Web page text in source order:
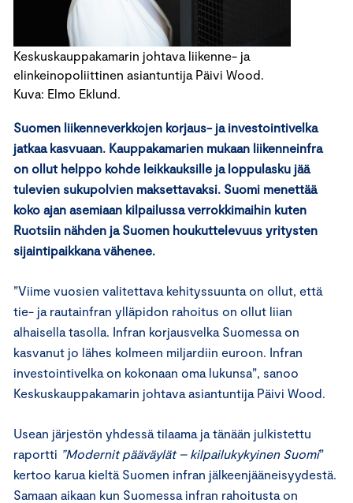
Keskuskauppakamarin johtava liikenne- ja
elinkeinopoliittinen asiantuntija Päivi Wood.
Kuva: Elmo Eklund.
Suomen liikenneverkkojen korjaus- ja investointivelka
jatkaa kasvuaan. Kauppakamarien mukaan liikenneinfra
on ollut helppo kohde leikkauksille ja loppulasku jää
tulevien sukupolvien maksettavaksi. Suomi menettää
koko ajan asemiaan kilpailussa verrokkimaihin kuten
Ruotsiin nähden ja Suomen houkuttelevuus yritysten
sijaintipaikkana vähenee.
”Viime vuosien valitettava kehityssuunta on ollut, että
tie- ja rautainfran ylläpidon rahoitus on ollut liian
alhaisella tasolla. Infran korjausvelka Suomessa on
kasvanut jo lähes kolmeen miljardiin euroon. Infran
investointivelka on kokonaan oma lukunsa”, sanoo
Keskuskauppakamarin johtava asiantuntija Päivi Wood.
Usean järjestön yhdessä tilaama ja tänään julkistettu
raportti ”Modernit pääväylät – kilpailukykyinen Suomi”
kertoo karua kieltä Suomen infran jälkeenjääneisyydestä.
Samaan aikaan kun Suomessa infran rahoitusta on